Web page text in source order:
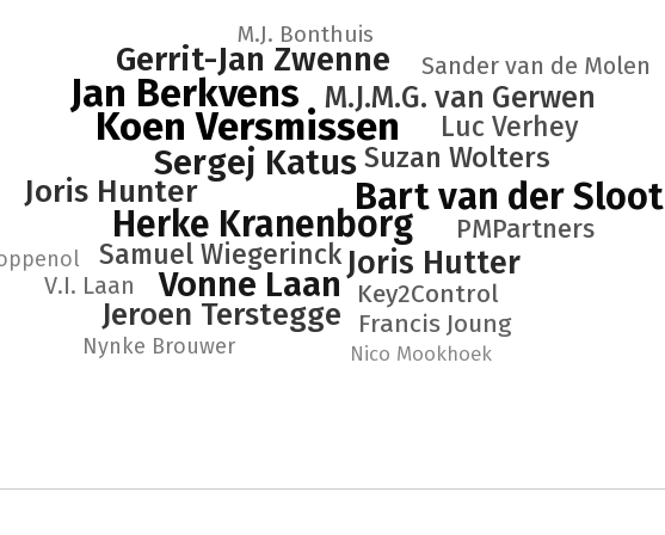
Koen Versmissen
Jan Berkvens
Bart van der Sloot
Herke Kranenborg
Vonne Laan
Sergej Katus
Gerrit-Jan Zwenne
Joris Hutter
Joris Hunter
Jeroen Terstegge
M.J.M.G. van Gerwen
Suzan Wolters
Samuel Wiegerinck
Luc Verhey
PMPartners
Key2Control
Francis Joung
Sander van de Molen
V.I. Laan
M.J. Bonthuis
Nynke Brouwer Nico Mookhoek